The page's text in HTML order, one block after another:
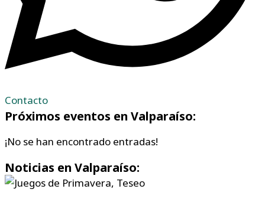
Contacto
Próximos eventos en Valparaíso:
¡No se han encontrado entradas!
Noticias en Valparaíso: